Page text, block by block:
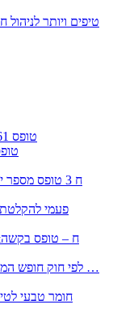
טופס 161ג – הודעה על חזרה מרצף פיצויים / קיצבה
טופס 161א – הודעת עובד
) 1998 ( לפי חוק חופש המידע התשנ;ח – טופס בקשה לקבלת …
חומר טבעי